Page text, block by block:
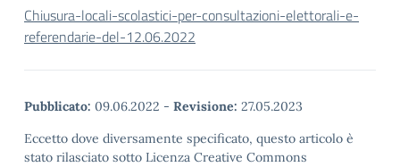
Chiusura-locali-scolastici-per-consultazioni-elettorali-e-
referendarie-del-12.06.2022
Pubblicato: 09.06.2022 - Revisione: 27.05.2023
Eccetto dove diversamente specificato, questo articolo è
stato rilasciato sotto Licenza Creative Commons